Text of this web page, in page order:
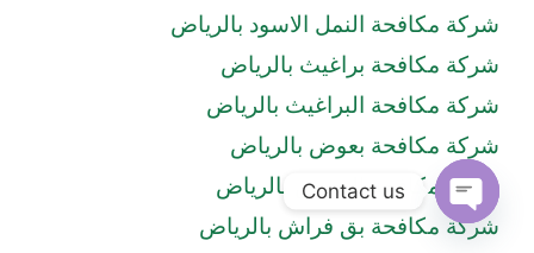
شركة مكافحة النمل الاسود بالرياض
شركة مكافحة براغيث بالرياض
شركة مكافحة البراغيث بالرياض
شركة مكافحة بعوض بالرياض
شركة مكافحة البعوض بالرياض
شركة مكافحة بق فراش بالرياض
Contact us
Open